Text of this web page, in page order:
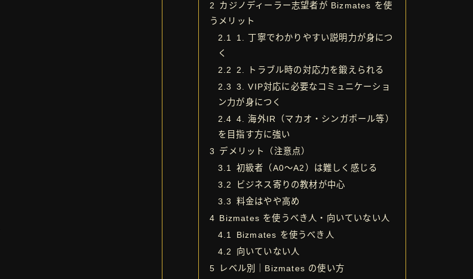
2
カジノディーラー志望者が Bizmates を使
うメリット
2.1
1. 丁寧でわかりやすい説明力が身につ
く
2.2
2. トラブル時の対応力を鍛えられる
2.3
3. VIP対応に必要なコミュニケーショ
ン力が身につく
2.4 4. 海外IR（マカオ・シンガポール等）
を目指す方に強い
3
デメリット（注意点）
3.1
初級者（A0〜A2）は難しく感じる
3.2
ビジネス寄りの教材が中心
3.3
料金はやや高め
4 Bizmates を使うべき人・向いていない人
4.1
Bizmates を使うべき人
4.2
向いていない人
5
レベル別｜Bizmates の使い方